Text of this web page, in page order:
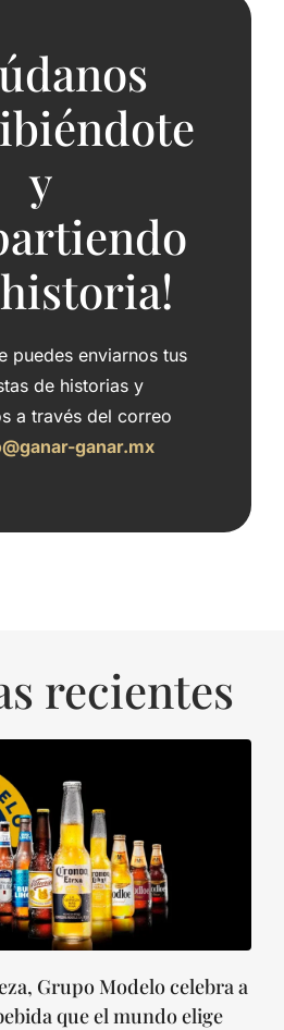
y
puedes enviarnos tus
de historias y
a través del correo
ganar.mx
recientes
Grupo Modelo celebra a
que el mundo elige